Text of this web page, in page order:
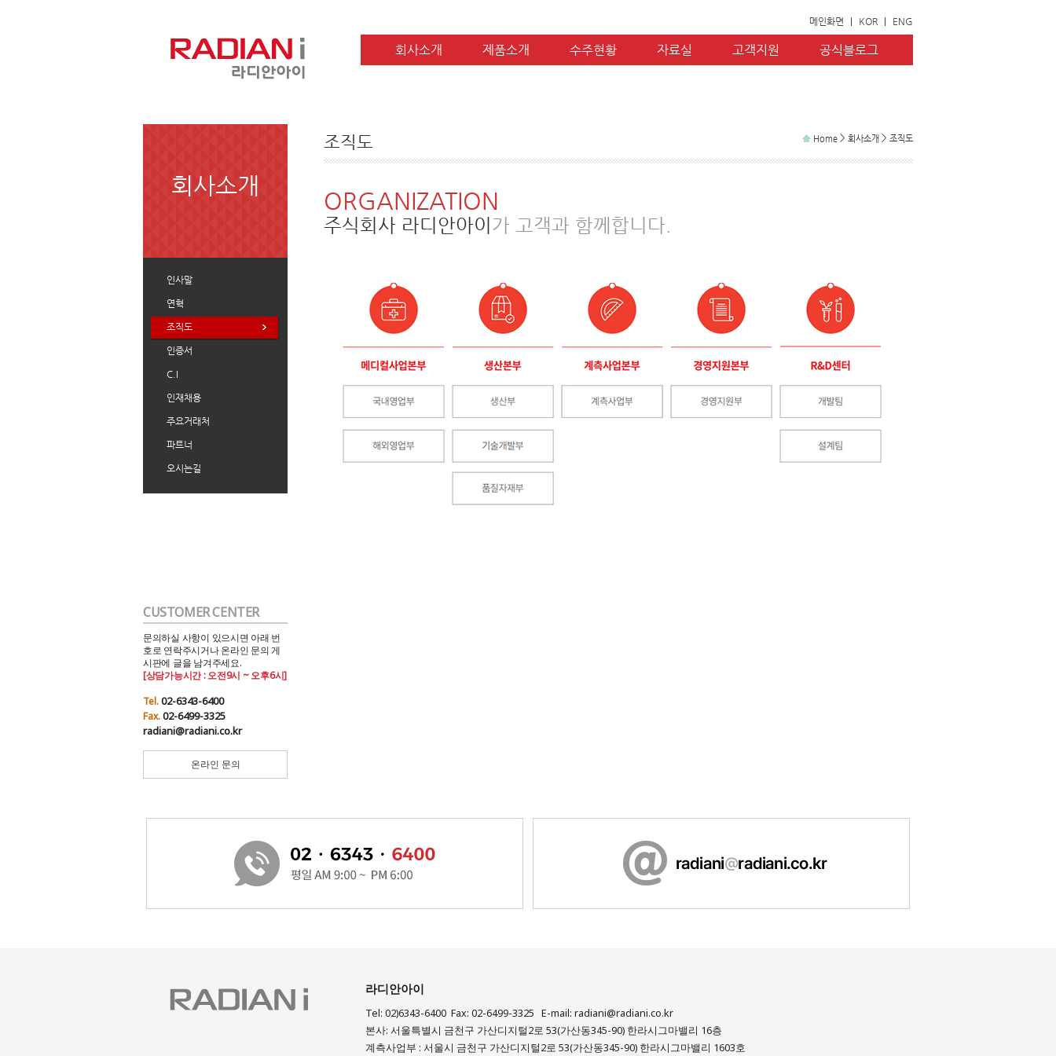
메인화면 KOR ENG
회사소개 제품소개 수주현황 자료실 고객지원 공식블로그
회사소개
인사말
연혁
조직도
인증서
C.I
인재채용
주요거래처
파트너
오시는길
CUSTOMER CENTER
문의하실 사항이 있으시면 아래 번
호로 연락주시거나 온라인 문의 게
시판에 글을 남겨주세요.
[상담가능시간 : 오전9시 ~ 오후6시]
Tel.02-6343-6400
Fax.02-6499-3325
radiani@radiani.co.kr
온라인 문의
조직도 Home > 회사소개 > 조직도
ORGANIZATION
주식회사 라디안아이 가 고객과 함께합니다.
라디안아이
Tel: 02)6343-6400 Fax: 02-6499-3325 E-mail: radiani@radiani.co.kr
본사: 서울특별시 금천구 가산디지털2로 53(가산동345-90) 한라시그마밸리 16층
계측사업부 : 서울시 금천구 가산디지털2로 53(가산동345-90) 한라시그마밸리 1603호